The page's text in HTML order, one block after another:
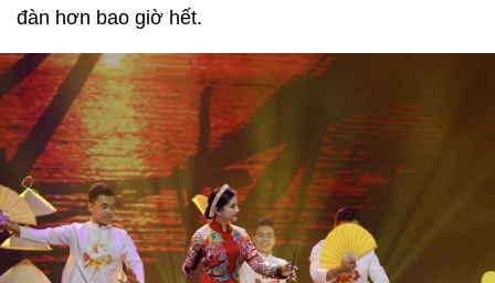
đàn hơn bao giờ hết.